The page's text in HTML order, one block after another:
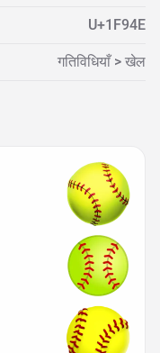
U+1F94E
गतिविधियाँ > खेल